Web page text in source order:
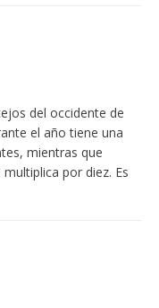
del occidente de
el año tiene una
mientras que
por diez. Es